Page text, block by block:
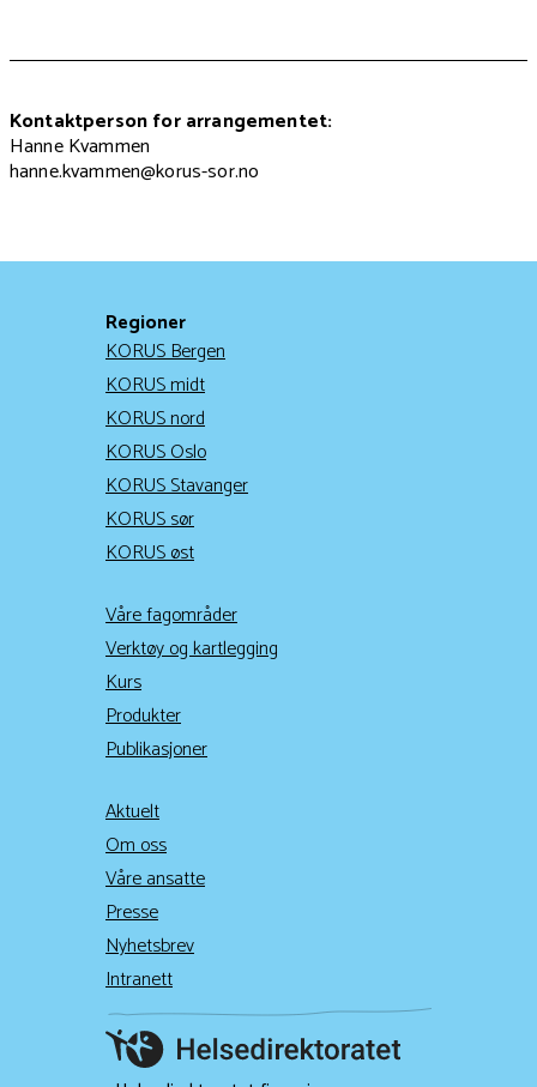
Kontaktperson for arrangementet:
Hanne Kvammen
hanne.kvammen@korus-sor.no
Regioner
KORUS Bergen
KORUS midt
KORUS nord
KORUS Oslo
KORUS Stavanger
KORUS sør
KORUS øst
Våre fagområder
Verktøy og kartlegging
Kurs
Produkter
Publikasjoner
Aktuelt
Om oss
Våre ansatte
Presse
Nyhetsbrev
Intranett